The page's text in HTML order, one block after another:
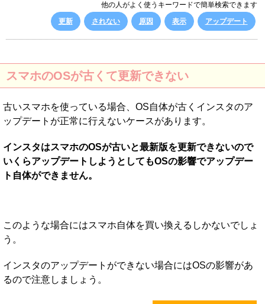
他の人がよく使うキーワードで簡単検索できます
更新
されない 原因 表示 アップデート
スマホのOSが古くて更新できない
古いスマホを使っている場合、OS自体が古くインスタのア
ップデートが正常に行えないケースがあります。
インスタはスマホのOSが古いと最新版を更新できないので
いくらアップデートしようとしてもOSの影響でアップデー
ト自体ができません。
このような場合にはスマホ自体を買い換えるしかないでしょ
う。
インスタのアップデートができない場合にはOSの影響があ
るので注意しましょう。